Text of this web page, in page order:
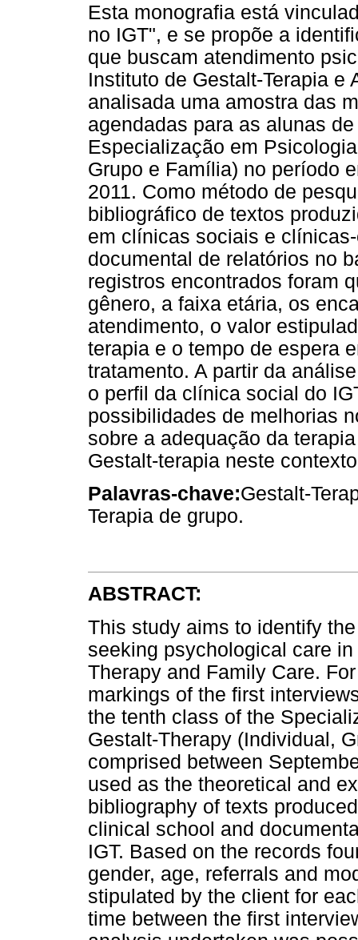
Esta monografia está
no IGT", e se propõe a
que buscam atendimento
Instituto de Gestalt-Terapia e
analisada uma amostra das
agendadas para as alunas
Especialização em
Grupo e Família) no período
2011. Como método de
bibliográfico de textos
em clínicas sociais e
documental de relatórios no
registros encontrados foram
gênero, a faixa etária, os
atendimento, o valor
terapia e o tempo de espera
tratamento. A partir da
o perfil da clínica social do
possibilidades de melhorias
sobre a adequação da
Gestalt-terapia neste
Palavras-chave:Gestalt-
Terapia de grupo.
ABSTRACT:
This study aims to identify
seeking psychological care
Therapy and Family Care.
markings of the first
the tenth class of the
Gestalt-Therapy (Individual,
comprised between
used as the theoretical and
bibliography of texts
clinical school and
IGT. Based on the records
gender, age, referrals and
stipulated by the client for
time between the first